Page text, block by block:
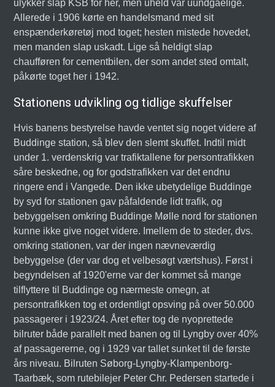
ulykker slap KSB for her, men uheld var uundgåelige.
Allerede i 1906 kørte en handelsmand med sit
enspænderkøretøj mod toget; hesten mistede hovedet,
men manden slap uskadt. Lige så heldigt slap
chaufføren for cementbilen, der som andet sted omtalt,
påkørte toget her i 1942.
Stationens udvikling og tidlige skuffelser
Hvis banens bestyrelse havde ventet sig noget videre af
Buddinge station, så blev den slemt skuffet. Indtil midt
under 1. verdenskrig var trafiktallene for persontrafikken
såre beskedne, og for godstrafikken var det endnu
ringere end i Vangede. Den ikke ubetydelige Buddinge
by syd for stationen gav påfaldende lidt trafik, og
bebyggelsen omkring Buddinge Mølle nord for stationen
kunne ikke give noget videre. Imellem de to steder, dvs.
omkring stationen, var der ingen nævneværdig
bebyggelse (der var dog et velbesøgt værtshus). Først i
begyndelsen af 1920'erne var der kommet så mange
tilflyttere til Buddinge og nærmeste omegn, at
persontrafikken tog et ordentligt opsving på over 50.000
passagerer i 1923/24. Året efter tog de nyoprettede
bilruter både parallelt med banen og til Lyngby over 40%
af passagererne, og i 1929 var tallet sunket til de første
års niveau. Bilruten Søborg-Lyngby-Klampenborg-
Taarbæk, som rutebilejer Peter Chr. Pedersen startede i